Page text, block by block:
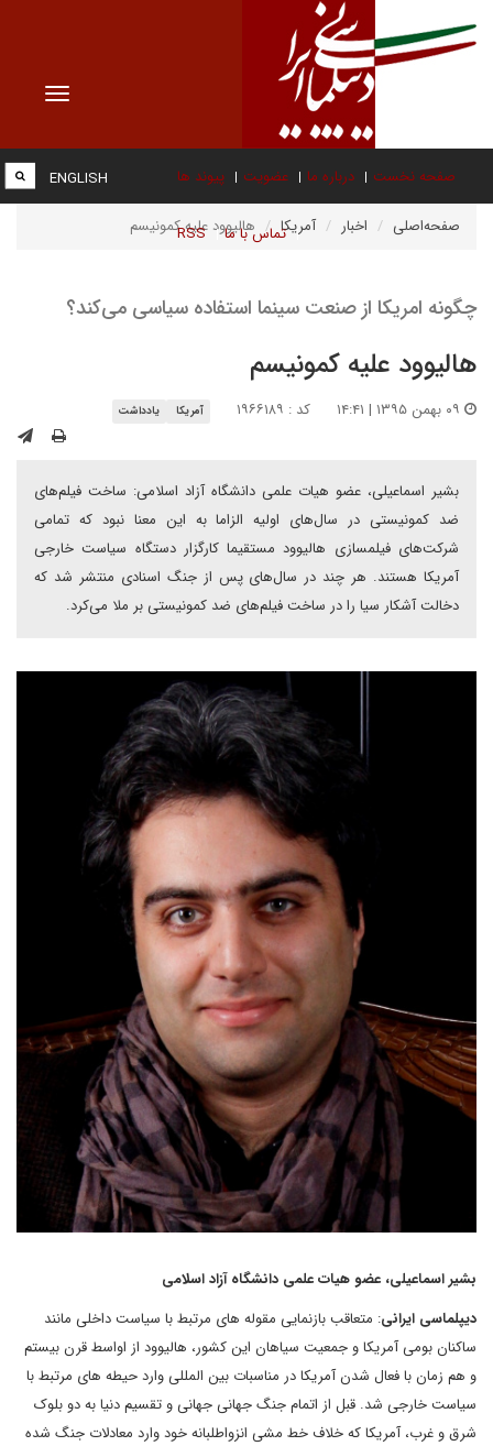
Toggle
صفحه نخست درباره ما عضویت پیوند ها
تماس با ما RSS
ENGLISH
صفحه‌اصلی اخبار آمریکا هالیوود علیه کمونیسم
چگونه امریکا از صنعت سینما استفاده سیاسی می‌کند؟
هالیوود علیه کمونیسم
کد : ۱۹۶۶۱۸۹ آمریکا یادداشت
بشیر اسماعیلی، عضو هیات علمی دانشگاه آزاد اسلامی: ساخت فیلم‌‌های
ضد کمونیستی در سال‌‌های اولیه الزاما به این معنا نبود که تمامی‌
شرکت‌‌های فیلمسازی ‌هالیوود مستقیما کارگزار دستگاه سیاست خارجی
آمریکا هستند. هر چند در سال‌‌های پس از جنگ اسنادی منتشر شد که
دخالت آشکار سیا را در ساخت فیلم‌‌های ضد کمونیستی بر ملا می‌کرد.
بشیر اسماعیلی، عضو هیات علمی دانشگاه آزاد اسلامی
دیپلماسی ایرانی: متعاقب بازنمایی مقوله های مرتبط با سیاست داخلی مانند
ساکنان بومی آمریکا و جمعیت سیاهان این کشور، هالیوود از اواسط قرن بیستم
و هم زمان با فعال شدن آمریکا در مناسبات بین المللی وارد حیطه های مرتبط با
سیاست خارجی شد. قبل از اتمام جنگ جهانی جهانی و تقسیم دنیا به دو بلوک
شرق و غرب، آمریکا که خلاف خط مشی انزواطلبانه خود وارد معادلات جنگ شده